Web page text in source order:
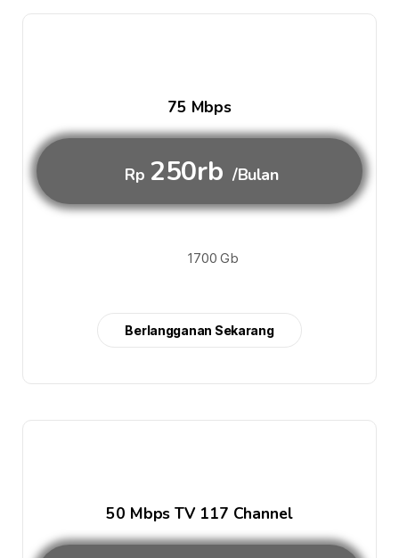
75 Mbps
Rp 250rb /Bulan
1700 Gb
Berlangganan Sekarang
50 Mbps TV 117 Channel